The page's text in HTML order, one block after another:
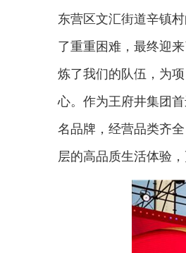
东营区文汇街道辛镇
了重重困难，最终迎
炼了我们的队伍，为
心。作为王府井集团
名品牌，经营品类齐
层的高品质生活体验